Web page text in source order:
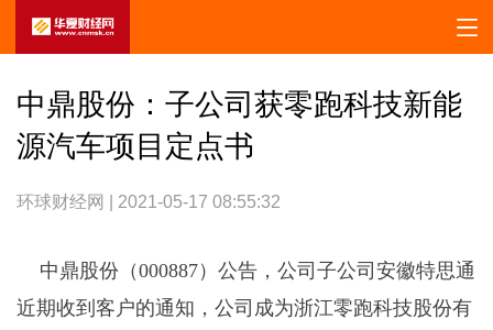
中鼎股份：子公司获零跑科技新能
源汽车项目定点书
环球财经网 | 2021-05-17 08:55:32
中鼎股份（000887）公告，公司子公司安徽特思通
近期收到客户的通知，公司成为浙江零跑科技股份有